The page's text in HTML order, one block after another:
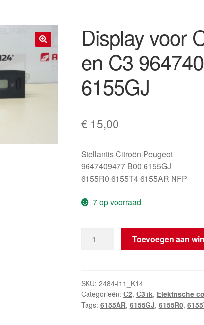
🔍
Display voor
en C3
6155GJ
€ 15,00
Stellantis Citroën Peugeot
9647409477 B00 6155GJ
6155R0 6155T4 6155AR NFP
7 op voorraad
voor
en
C3
9647409477
Toevoegen aan
SKU: 2484-I11_K14
Categorieën: C2, C3 ik, Elektrische
Tags: 6155AR, 6155GJ, 6155R0,